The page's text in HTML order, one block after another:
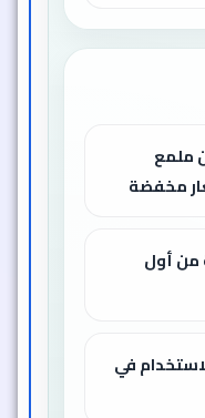
ملمع
مخفضة
من أول
في